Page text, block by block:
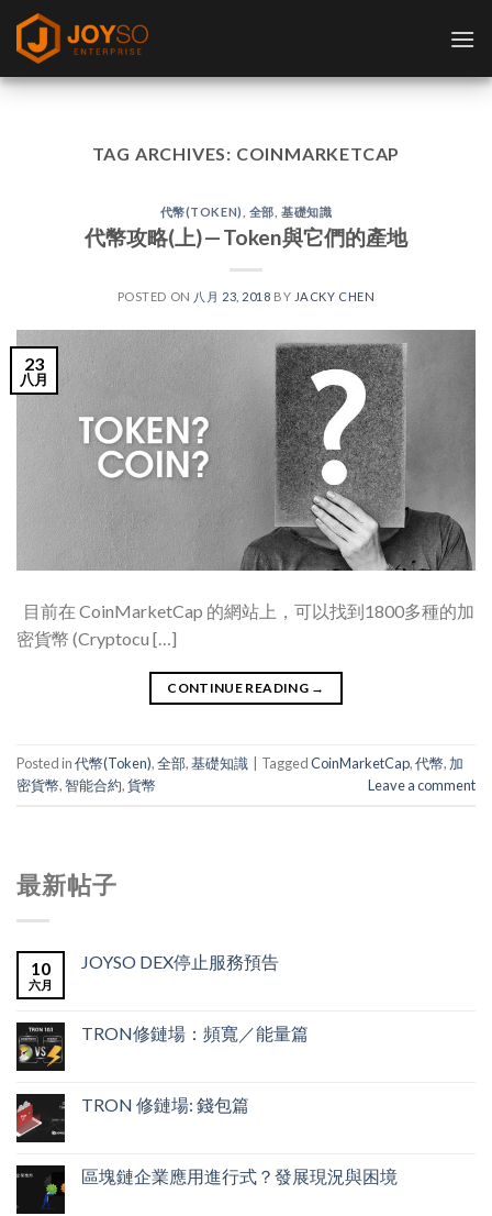
Skip
content
TAG ARCHIVES: COINMARKETCAP
代幣(TOKEN) 全部 ,基礎知識
代幣攻略(上) — Token與它們的產地
POSTED ON 八月 23, 2018 BY JACKY CHEN
23
八月
目前在 CoinMarketCap 的網站上，可以找到1800多種的加
密貨幣 (Cryptocu […]
CONTINUE READING →
Posted in代幣(Token),全部,基礎知識 TaggedCoinMarketCap,代幣, 加
密貨幣,智能合約,貨幣 Leave a comment
最新帖子
10
六月
JOYSO DEX停止服務預告
TRON修鏈場：頻寬／能量篇
TRON 修鏈場: 錢包篇
區塊鏈企業應用進行式？發展現況與困境